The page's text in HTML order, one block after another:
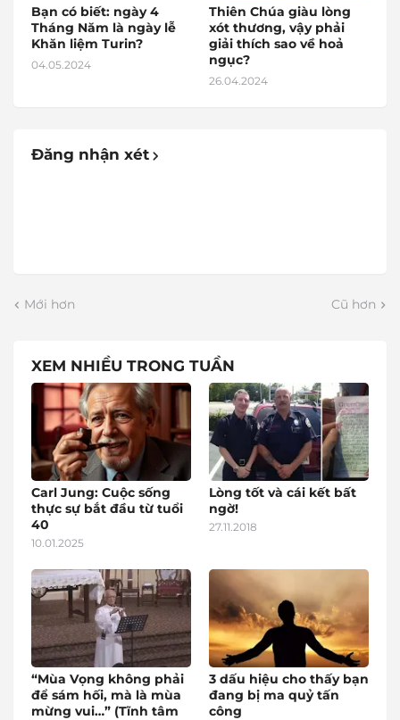
Bạn có biết: ngày 4
Tháng Năm là ngày lễ
Khăn liệm Turin?
04.05.2024
Thiên Chúa giàu lòng
xót thương, vậy phải
giải thích sao về hoả
ngục?
26.04.2024
Đăng nhận xét
Mới hơn Cũ hơn
XEM NHIỀU TRONG TUẦN
Carl Jung: Cuộc sống
thực sự bắt đầu từ tuổi
40
10.01.2025
Lòng tốt và cái kết bất
ngờ!
27.11.2018
“Mùa Vọng không phải
để sám hối, mà là mùa
mừng vui…” (Tĩnh tâm
3 dấu hiệu cho thấy bạn
đang bị ma quỷ tấn
công